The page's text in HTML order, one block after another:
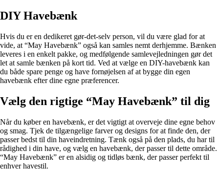
DIY Havebænk
Hvis du er en dedikeret gør-det-selv person, vil du være glad for at
vide, at “May Havebænk” også kan samles nemt derhjemme. Bænken
leveres i en enkelt pakke, og medfølgende samlevejledningen gør det
let at samle bænken på kort tid. Ved at vælge en DIY-havebænk kan
du både spare penge og have fornøjelsen af at bygge din egen
havebænk efter dine egne præferencer.
Vælg den rigtige “May Havebænk” til dig
Når du køber en havebænk, er det vigtigt at overveje dine egne behov
og smag. Tjek de tilgængelige farver og designs for at finde den, der
passer bedst til din haveindretning. Tænk også på den plads, du har til
rådighed i din have, og vælg en havebænk, der passer til dette område.
“May Havebænk” er en alsidig og tidløs bænk, der passer perfekt til
enhver havestil.